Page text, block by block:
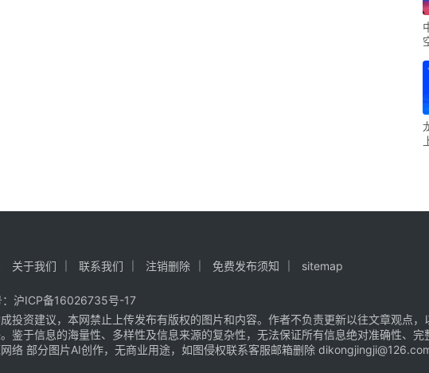
关于我们 联系我们 注销删除 免费发布须知 sitemap
沪ICP备16026735号-17
投资建议，本网禁止上传发布有版权的图片和内容。作者不负责更新以往文章观点
鉴于信息的海量性、多样性及信息来源的复杂性，无法保证所有信息绝对准确性、
络 部分图片AI创作，无商业用途，如图侵权联系客服邮箱删除 dikongjingji@126.com